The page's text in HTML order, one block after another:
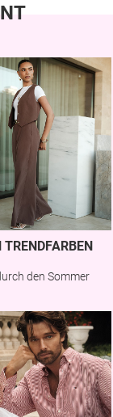
TRENDFARBEN
den Sommer